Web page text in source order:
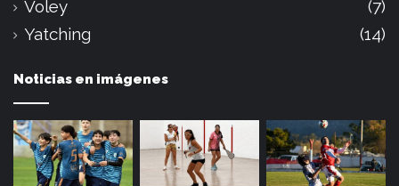
Voley
(7)
Yatching
(14)
Noticias en imágenes